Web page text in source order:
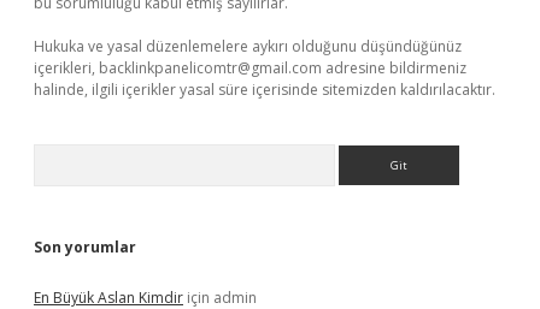
Hukuka ve yasal düzenlemelere aykırı olduğunu düşündüğünüz
içerikleri, backlinkpanelicomtr@gmail.com adresine bildirmeniz
halinde, ilgili içerikler yasal süre içerisinde sitemizden kaldırılacaktır.
Son yorumlar
En Büyük Aslan Kimdir için admin